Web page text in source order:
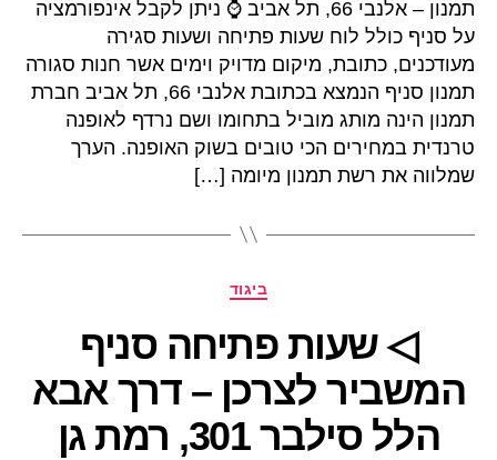
תמנון – אלנבי 66, תל אביב ⌚ ניתן לקבל אינפורמציה
על סניף כולל לוח שעות פתיחה ושעות סגירה
מעודכנים, כתובת, מיקום מדויק וימים אשר חנות סגורה
תמנון סניף הנמצא בכתובת אלנבי 66, תל אביב חברת
תמנון הינה מותג מוביל בתחומו ושם נרדף לאופנה
טרנדית במחירים הכי טובים בשוק האופנה. הערך
שמלווה את רשת תמנון מיומה […]
קטגוריותביגוד
◁ שעות פתיחה סניף
המשביר לצרכן – דרך אבא
הלל סילבר 301, רמת גן